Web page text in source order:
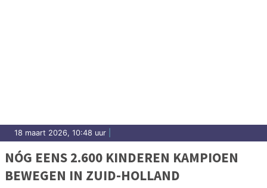
18 maart 2026, 10:48 uur
NÓG EENS 2.600 KINDEREN KAMPIOEN
BEWEGEN IN ZUID-HOLLAND